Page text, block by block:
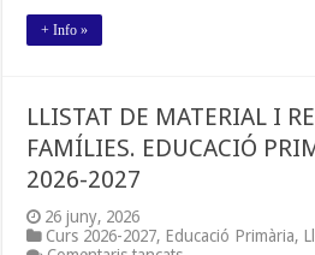
I
REUNIONS
FAMÍLIES.
+ Info »
LLISTAT DE MATERIAL I
FAMÍLIES. EDUCACIÓ
2026-2027
26 juny, 2026
Curs 2026-2027, Educació Primària,